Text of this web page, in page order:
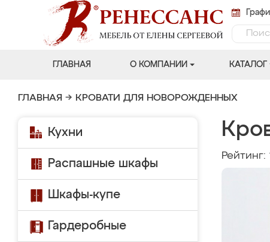
ГЛАВНАЯ О КОМПАНИИ КАТАЛОГ
ГЛАВНАЯ → КРОВАТИ ДЛЯ НОВОРОЖДЕННЫХ
Кухни
Распашные шкафы
Шкафы-купе
Гардеробные
Рейтинг: